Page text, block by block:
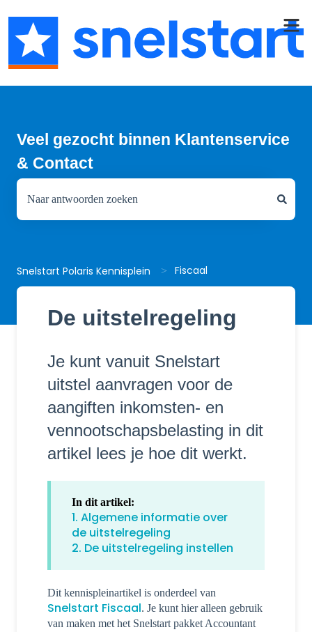
Veel gezocht binnen Klantenservice
& Contact
Snelstart Polaris Kennisplein Fiscaal
De uitstelregeling
Je kunt vanuit Snelstart
uitstel aanvragen voor de
aangiften inkomsten- en
vennootschapsbelasting in dit
artikel lees je hoe dit werkt.
In dit artikel:
1. Algemene informatie over
de uitstelregeling
2. De uitstelregeling instellen
Dit kennispleinartikel is onderdeel van
Snelstart Fiscaal. Je kunt hier alleen gebruik
van maken met het Snelstart pakket Accountant